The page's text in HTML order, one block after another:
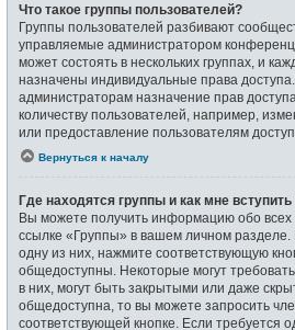
Что такое группы пользователей?
Группы пользователей разбивают
управляемые администратором
может состоять в нескольких группах, и
назначены индивидуальные права
администраторам назначение прав
количеству пользователей, например,
или предоставление пользователям
Вернуться к началу
Где находятся группы и как мне вступить
Вы можете получить информацию обо всех
ссылке «Группы» в вашем личном разделе.
одну из них, нажмите соответствующую
общедоступны. Некоторые могут
в них, могут быть закрытыми или даже
общедоступна, то вы можете запросить
соответствующей кнопке. Если требуется